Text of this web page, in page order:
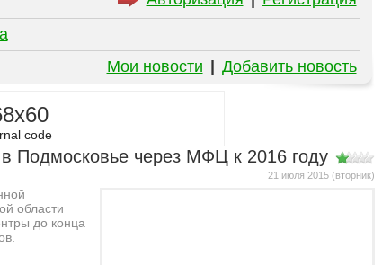
Мои новости
Добавить новость
code
в Подмосковье через МФЦ к 2016 году
21 июля 2015 (вторник)
области
до конца